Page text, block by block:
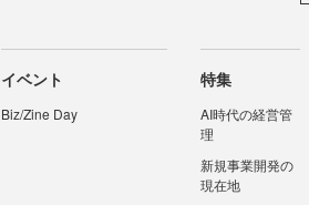
イベント
Biz/Zine Day
特集
AI時代の経営管
理
新規事業開発の
現在地